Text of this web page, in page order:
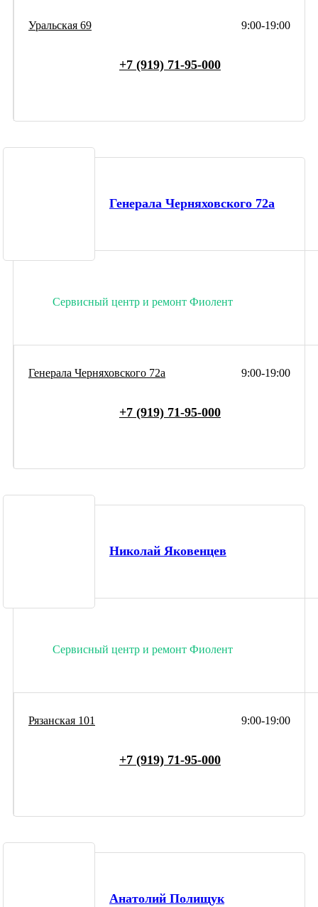
9:00-19:00
Уральская 69
+7 (919) 71-95-000
Генерала Черняховского 72а
Сервисный центр и ремонт Фиолент
9:00-19:00
Генерала Черняховского 72а
+7 (919) 71-95-000
Николай Яковенцев
Сервисный центр и ремонт Фиолент
9:00-19:00
Рязанская 101
+7 (919) 71-95-000
Анатолий Полищук